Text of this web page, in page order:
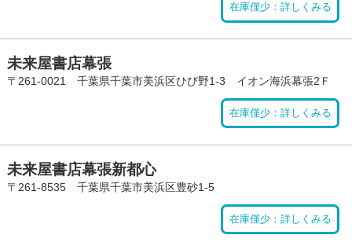
在庫僅少：詳しくみる
未来屋書店幕張
〒261-0021 千葉県千葉市美浜区ひび野1-3 イオン海浜幕張2Ｆ
在庫僅少：詳しくみる
未来屋書店幕張新都心
〒261-8535 千葉県千葉市美浜区豊砂1-5
在庫僅少：詳しくみる